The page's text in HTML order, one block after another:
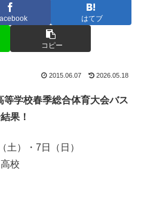
はてブ
コピー
2015.06.07 2026.05.18
学校春季総合体育大会バス
果！
土）・7日（日）
校